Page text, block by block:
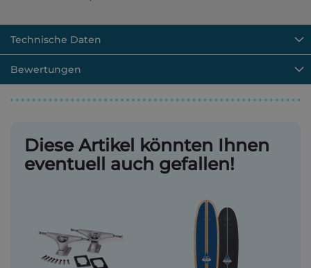
Technische Daten
Bewertungen
Diese Artikel könnten Ihnen
eventuell auch gefallen!